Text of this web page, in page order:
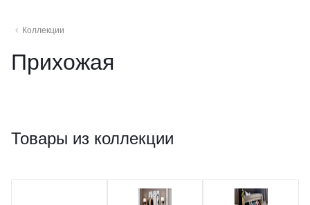
Коллекции
Прихожая
Товары из коллекции